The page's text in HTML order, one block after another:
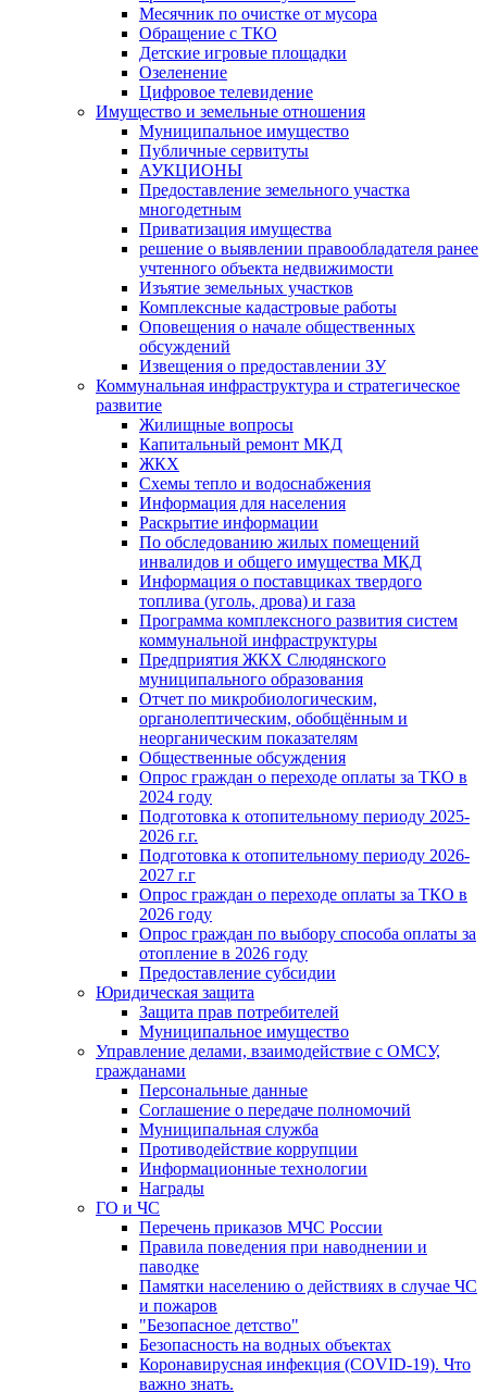
Месячник по очистке от мусора
Обращение с ТКО
Детские игровые площадки
Озеленение
Цифровое телевидение
Имущество и земельные отношения
Муниципальное имущество
Публичные сервитуты
АУКЦИОНЫ
Предоставление земельного участка
многодетным
Приватизация имущества
решение о выявлении правообладателя ранее
учтенного объекта недвижимости
Изъятие земельных участков
Комплексные кадастровые работы
Оповещения о начале общественных
обсуждений
Извещения о предоставлении ЗУ
Коммунальная инфраструктура и стратегическое
развитие
Жилищные вопросы
Капитальный ремонт МКД
ЖКХ
Схемы тепло и водоснабжения
Информация для населения
Раскрытие информации
По обследованию жилых помещений
инвалидов и общего имущества МКД
Информация о поставщиках твердого
топлива (уголь, дрова) и газа
Программа комплексного развития систем
коммунальной инфраструктуры
Предприятия ЖКХ Слюдянского
муниципального образования
Отчет по микробиологическим,
органолептическим, обобщённым и
неорганическим показателям
Общественные обсуждения
Опрос граждан о переходе оплаты за ТКО в
2024 году
Подготовка к отопительному периоду 2025-
2026 г.г.
Подготовка к отопительному периоду 2026-
2027 г.г
Опрос граждан о переходе оплаты за ТКО в
2026 году
Опрос граждан по выбору способа оплаты за
отопление в 2026 году
Предоставление субсидии
Юридическая защита
Защита прав потребителей
Муниципальное имущество
Управление делами, взаимодействие с ОМСУ,
гражданами
Персональные данные
Соглашение о передаче полномочий
Муниципальная служба
Противодействие коррупции
Информационные технологии
Награды
ГО и ЧС
Перечень приказов МЧС России
Правила поведения при наводнении и
паводке
Памятки населению о действиях в случае ЧС
и пожаров
"Безопасное детство"
Безопасность на водных объектах
Коронавирусная инфекция (COVID-19). Что
важно знать.